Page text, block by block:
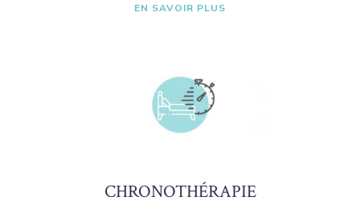
EN SAVOIR PLUS
CHRONOTHÉRAPIE